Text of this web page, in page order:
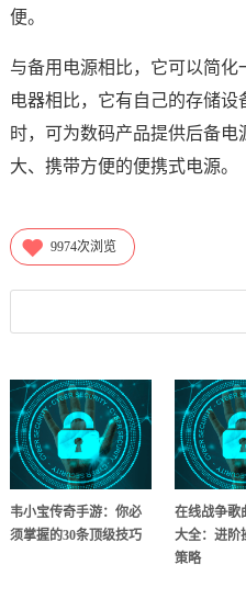
便。
与备用电源相比，它可以简
电器相比，它有自己的存储
时，可为数码产品提供后备
大、携带方便的便携式电源。
9974次浏览
韦小宝传奇手游：你必
须掌握的30条顶级技巧
在线战争歌
大全：进阶
策略